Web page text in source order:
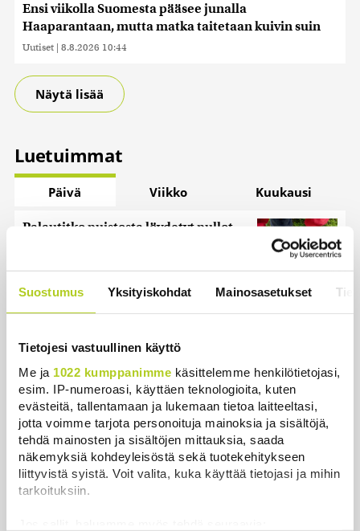
Suostumus Yksityiskohdat Mainosasetukset
Tietojesi vastuullinen käyttö
Me ja 1022 kumppanimme käsittelemme henkilötietojasi,
esim. IP-numeroasi, käyttäen teknologioita, kuten
evästeitä, tallentamaan ja lukemaan tietoa laitteeltasi,
jotta voimme tarjota personoituja mainoksia ja sisältöjä,
tehdä mainosten ja sisältöjen mittauksia, saada
näkemyksiä kohdeyleisöstä sekä tuotekehitykseen
liittyvistä syistä. Voit valita, kuka käyttää tietojasi ja mihin
tarkoituksiin.
Ensi viikolla Suomesta pääsee junalla
Haaparantaan, mutta matka taitetaan kuivin suin
Uutiset | 8.8.2026 10:44
Näytä lisää
Luetuimmat
Päivä Viikko Kuukausi
Palautitko puistosta löydetyt pullot
kruununprinsessa?
Uutiset | 3.8.2026 21:46
Timo Laaninen julistaa Wille
Rydmanin Suomen taitavimmaksi
poliitikoksi
Uutiset | 7.8.2026 18:09